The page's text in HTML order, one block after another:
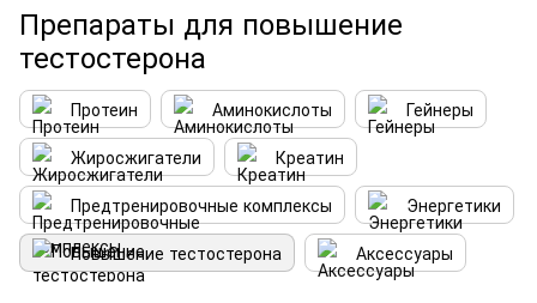
Препараты для повышение
тестостерона
Протеин Аминокислоты
Гейнеры
Жиросжигатели
Креатин
Предтренировочные комплексы
Энергетики
Повышение тестостерона
Аксессуары